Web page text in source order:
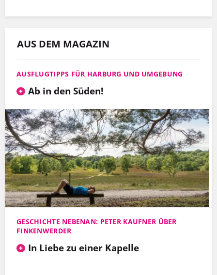
AUS DEM MAGAZIN
AUSFLUGTIPPS FÜR HARBURG UND UMGEBUNG
Ab in den Süden!
GESCHICHTE NEBENAN: PETER KAUFNER ÜBER
FINKENWERDER
In Liebe zu einer Kapelle